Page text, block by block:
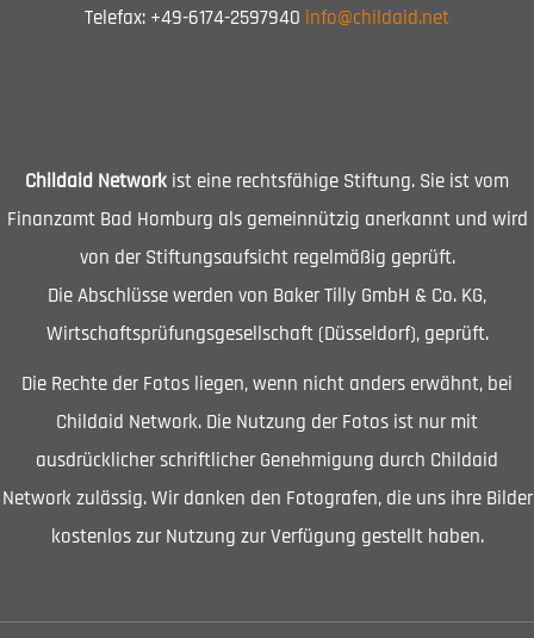
Telefax: +49-6174-2597940 info@childaid.net
Childaid Network ist eine rechtsfähige Stiftung. Sie ist vom
Finanzamt Bad Homburg als gemeinnützig anerkannt und wird
von der Stiftungsaufsicht regelmäßig geprüft.
Die Abschlüsse werden von Baker Tilly GmbH & Co. KG,
Wirtschaftsprüfungsgesellschaft (Düsseldorf), geprüft.
Die Rechte der Fotos liegen, wenn nicht anders erwähnt, bei
Childaid Network. Die Nutzung der Fotos ist nur mit
ausdrücklicher schriftlicher Genehmigung durch Childaid
Network zulässig. Wir danken den Fotografen, die uns ihre Bilder
kostenlos zur Nutzung zur Verfügung gestellt haben.